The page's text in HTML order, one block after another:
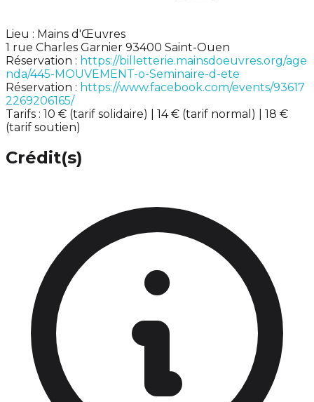
Lieu : Mains d'Œuvres
1 rue Charles Garnier 93400 Saint-Ouen
Réservation : https://billetterie.mainsdoeuvres.org/age
nda/445-MOUVEMENT-o-Seminaire-d-ete
Réservation : https://www.facebook.com/events/93617
2269206165/
Tarifs : 10 € (tarif solidaire) | 14 € (tarif normal) | 18 €
(tarif soutien)
Crédit(s)